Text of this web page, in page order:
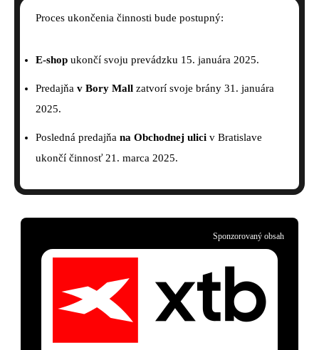
Proces ukončenia činnosti bude postupný:
E-shop ukončí svoju prevádzku 15. januára 2025.
Predajňa v Bory Mall zatvorí svoje brány 31. januára
2025.
Posledná predajňa na Obchodnej ulici v Bratislave
ukončí činnosť 21. marca 2025.
Sponzorovaný obsah